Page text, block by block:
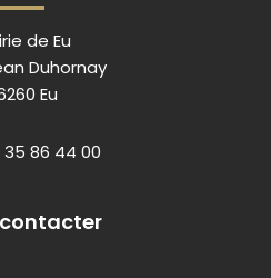
de Eu
Duhornay
Eu
35 86 44 00